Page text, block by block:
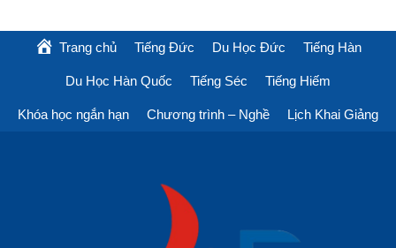
Trang chủ Tiếng Đức Du Học Đức Tiếng Hàn
Du Học Hàn Quốc Tiếng Séc Tiếng Hiếm
Khóa học ngắn hạn Chương trình – Nghề Lịch Khai Giảng